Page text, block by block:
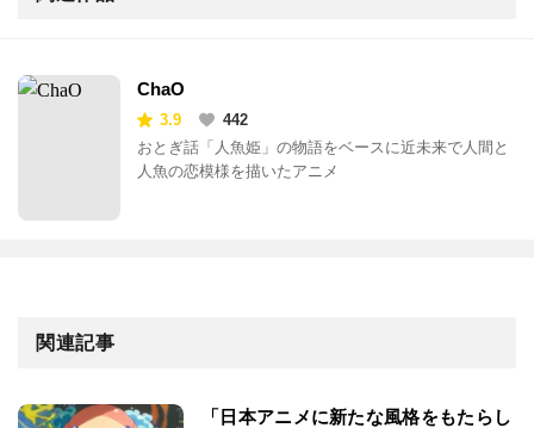
ChaO
3.9
442
おとぎ話「人魚姫」の物語をベースに近未来で人間と
人魚の恋模様を描いたアニメ
関連記事
「日本アニメに新たな風格をもたらし